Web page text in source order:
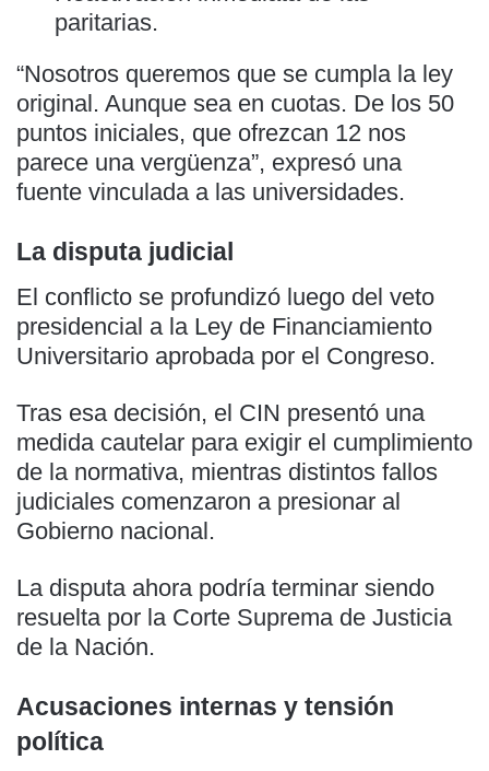
paritarias.
“Nosotros queremos que se cumpla la ley
original. Aunque sea en cuotas. De los 50
puntos iniciales, que ofrezcan 12 nos
parece una vergüenza”, expresó una
fuente vinculada a las universidades.
La disputa judicial
El conflicto se profundizó luego del veto
presidencial a la Ley de Financiamiento
Universitario aprobada por el Congreso.
Tras esa decisión, el CIN presentó una
medida cautelar para exigir el cumplimiento
de la normativa, mientras distintos fallos
judiciales comenzaron a presionar al
Gobierno nacional.
La disputa ahora podría terminar siendo
resuelta por la Corte Suprema de Justicia
de la Nación.
Acusaciones internas y tensión
política